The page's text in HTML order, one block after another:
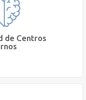
Información
de Centros